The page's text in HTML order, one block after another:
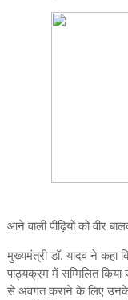
आने वाली पीढ़ियों को वीर
मुख्यमंत्री डॉ. यादव ने कहा
पाठ्यक्रम में सम्मिलित किया
से अवगत कराने के लिए उनके